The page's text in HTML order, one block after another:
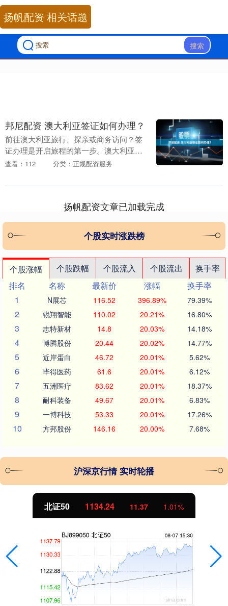
搜索
扬帆配资 相关话题
邦尼配资 澳大利亚签证如何办理？
前往澳大利亚旅行、探亲或商务访问？签
证办理是开启旅程的第一步。澳大利亚签
证类型多样，包括访客签证（600类）、
类）等，办....
查看：112 分类：正规配资服务
扬帆配资文章已加载完成
个股实时涨跌榜
个股涨幅 个股跌幅 个股流入 个股流出
换手率
排名
名称 最新价 涨幅
换手率
1
N展芯 116.52 396.89% 79.39%
2 锐翔智能 110.02 20.21% 16.80%
3 志特新材 14.8 20.03% 14.18%
4 博腾股份 20.44 20.02% 14.77%
5 近岸蛋白 46.72 20.01% 5.62%
6 毕得医药 61.6 20.01% 6.12%
7 五洲医疗 83.62 20.01% 18.37%
8 耐科装备 49.67 20.01% 6.83%
9 一博科技 53.33 20.01% 17.26%
10 方邦股份 146.16 20.00% 7.68%
沪深京行情 实时轮播
北证50 1134.24 11.37 1.01%